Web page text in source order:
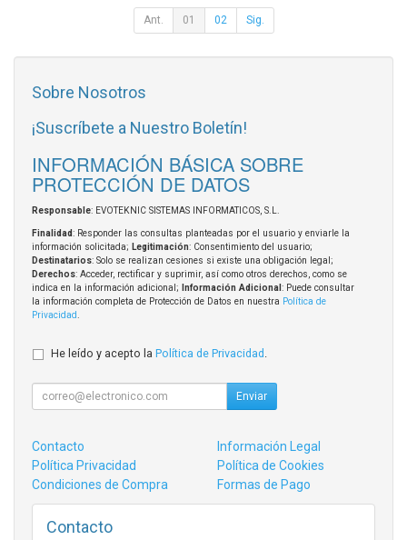
Ant. 01 02 Sig.
Sobre Nosotros
¡Suscríbete a Nuestro Boletín!
INFORMACIÓN BÁSICA SOBRE
PROTECCIÓN DE DATOS
Responsable: EVOTEKNIC SISTEMAS INFORMATICOS, S.L.
Finalidad: Responder las consultas planteadas por el usuario y enviarle la
información solicitada; Legitimación: Consentimiento del usuario;
Destinatarios: Solo se realizan cesiones si existe una obligación legal;
Derechos: Acceder, rectificar y suprimir, así como otros derechos, como se
indica en la información adicional;
Información Adicional : Puede consultar
la información completa de Protección de Datos en nuestra Política de
Privacidad.
He leído y acepto la Política de Privacidad .
Enviar
Contacto
Información Legal
Política Privacidad
Política de Cookies
Condiciones de Compra
Formas de Pago
Contacto